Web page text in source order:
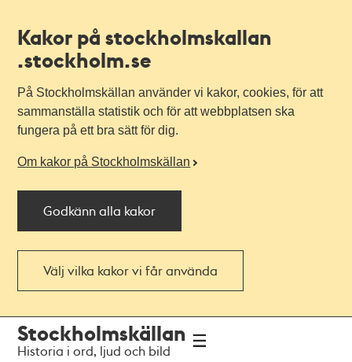
Kakor på stockholmskallan
.stockholm.se
På Stockholmskällan använder vi kakor, cookies, för att
sammanställa statistik och för att webbplatsen ska
fungera på ett bra sätt för dig.
Om kakor på Stockholmskällan
Godkänn alla kakor
Välj vilka kakor vi får använda
navigationen
huvudinnehållet
Stockholmskällan
Historia i ord, ljud och bild